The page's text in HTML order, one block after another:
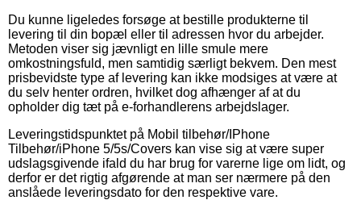
Du kunne ligeledes forsøge at bestille produkterne til
levering til din bopæl eller til adressen hvor du arbejder.
Metoden viser sig jævnligt en lille smule mere
omkostningsfuld, men samtidig særligt bekvem. Den mest
prisbevidste type af levering kan ikke modsiges at være at
du selv henter ordren, hvilket dog afhænger af at du
opholder dig tæt på e-forhandlerens arbejdslager.
Leveringstidspunktet på Mobil tilbehør/IPhone
Tilbehør/iPhone 5/5s/Covers kan vise sig at være super
udslagsgivende ifald du har brug for varerne lige om lidt, og
derfor er det rigtig afgørende at man ser nærmere på den
anslåede leveringsdato for den respektive vare.